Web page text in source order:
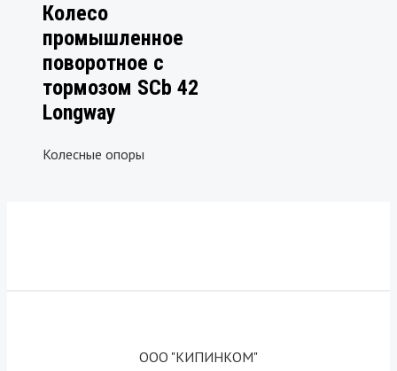
Колесо
промышленное
поворотное с
тормозом SCb 42
Longway
Колесные опоры
ООО "КИПИНКОМ"